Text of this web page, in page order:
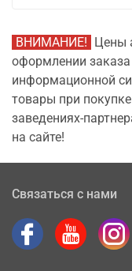
ВНИМАНИЕ! Цены
оформлении
информационной
товары при
заведениях-
на сайте!
Связаться с нами